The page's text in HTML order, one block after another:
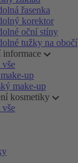
řasenka
korektor
oční stíny
tužky na obočí
informace
vše
up
make-up
kosmetiky
vše